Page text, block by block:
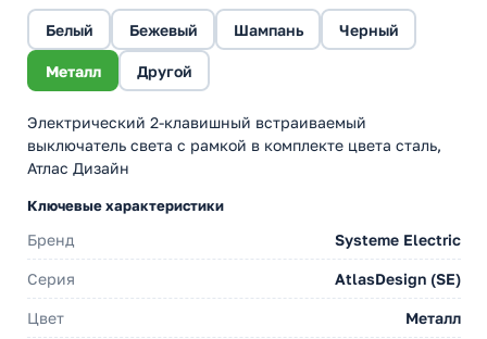
Белый Бежевый Шампань Черный
Металл Другой
Электрический 2-клавишный встраиваемый
выключатель света с рамкой в комплекте цвета сталь,
Атлас Дизайн
Ключевые характеристики
Бренд Systeme Electric
Серия AtlasDesign (SE)
Цвет Металл